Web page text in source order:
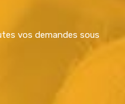
vos demandes sous